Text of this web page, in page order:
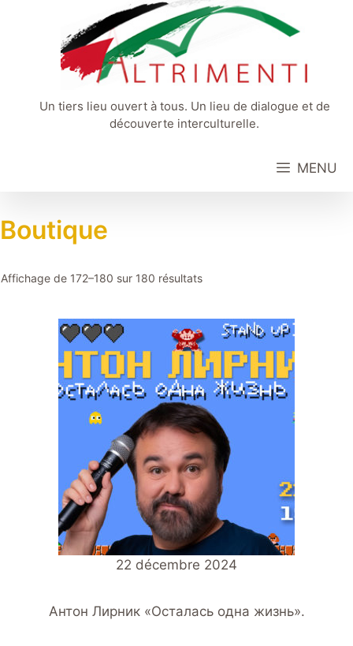
Un tiers lieu ouvert à tous. Un lieu de dialogue et de
découverte interculturelle.
MENU
Boutique
Affichage de 172–180 sur 180 résultats
22 décembre 2024
Антон Лирник «Осталась одна жизнь».